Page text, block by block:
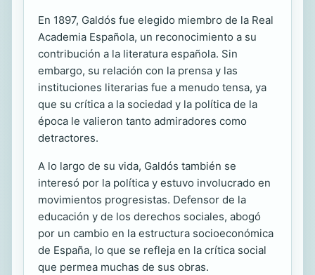
En 1897, Galdós fue elegido miembro de la Real
Academia Española, un reconocimiento a su
contribución a la literatura española. Sin
embargo, su relación con la prensa y las
instituciones literarias fue a menudo tensa, ya
que su crítica a la sociedad y la política de la
época le valieron tanto admiradores como
detractores.
A lo largo de su vida, Galdós también se
interesó por la política y estuvo involucrado en
movimientos progresistas. Defensor de la
educación y de los derechos sociales, abogó
por un cambio en la estructura socioeconómica
de España, lo que se refleja en la crítica social
que permea muchas de sus obras.